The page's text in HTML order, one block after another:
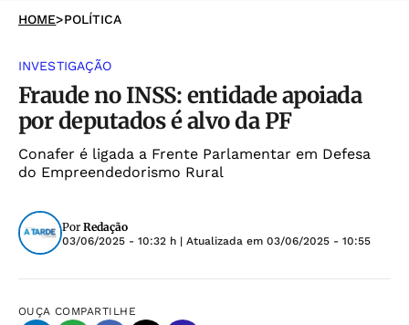
HOME>POLÍTICA
INVESTIGAÇÃO
Fraude no INSS: entidade apoiada
por deputados é alvo da PF
Conafer é ligada a Frente Parlamentar em Defesa
do Empreendedorismo Rural
Por Redação
03/06/2025 - 10:32 h | Atualizada em 03/06/2025 - 10:55
OUÇA COMPARTILHE